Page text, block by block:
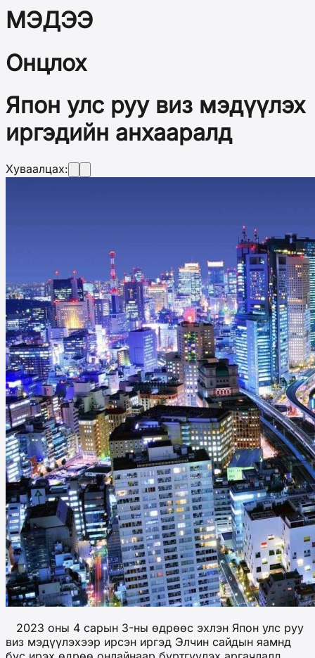
МЭДЭЭ
Онцлох
Япон улс руу виз мэдүүлэх
иргэдийн анхааралд
Хуваалцах:
2023 оны 4 сарын 3-ны өдрөөс эхлэн Япон улс руу
виз мэдүүлэхээр ирсэн иргэд Элчин сайдын яамнд